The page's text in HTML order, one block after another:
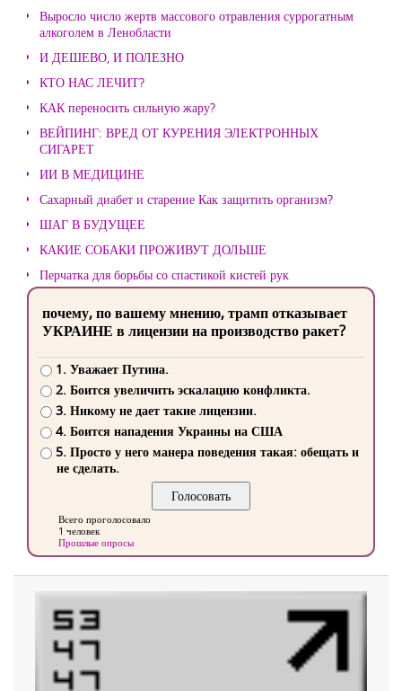
Выросло число жертв массового отравления суррогатным
алкоголем в Ленобласти
И ДЕШЕВО, И ПОЛЕЗНО
КТО НАС ЛЕЧИТ?
КАК переносить сильную жару?
ВЕЙПИНГ: ВРЕД ОТ КУРЕНИЯ ЭЛЕКТРОННЫХ
СИГАРЕТ
ИИ В МЕДИЦИНЕ
Сахарный диабет и старение Как защитить организм?
ШАГ В БУДУЩЕЕ
КАКИЕ СОБАКИ ПРОЖИВУТ ДОЛЬШЕ
Перчатка для борьбы со спастикой кистей рук
почему, по вашему мнению, трамп отказывает
УКРАИНЕ в лицензии на производство ракет?
1. Уважает Путина.
2. Боится увеличить эскалацию конфликта.
3. Никому не дает такие лицензии.
4. Боится нападения Украины на США
5. Просто у него манера поведения такая: обещать и
не сделать.
Всего проголосовало
1 человек
Прошлые опросы